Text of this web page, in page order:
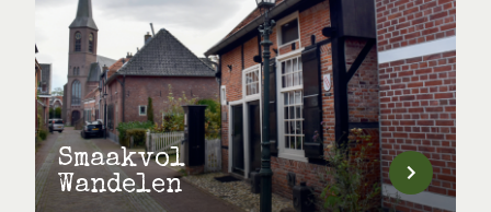
Smaakvol
Wandelen